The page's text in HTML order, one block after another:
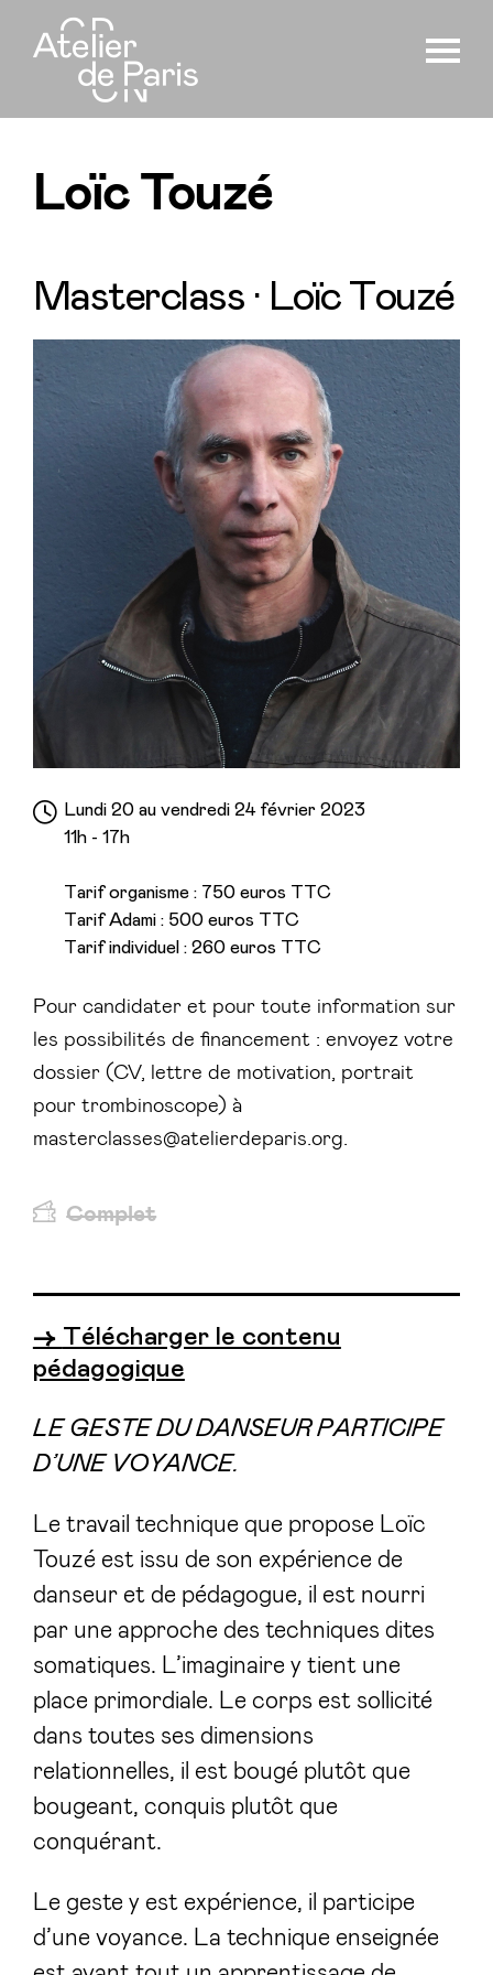
Loïc Touzé
Masterclass · Loïc Touzé
Lundi 20 au vendredi 24 février 2023
11h - 17h
Tarif organisme : 750 euros TTC
Tarif Adami : 500 euros TTC
Tarif individuel : 260 euros TTC
Pour candidater et pour toute information sur
les possibilités de financement : envoyez votre
dossier (CV, lettre de motivation, portrait
pour trombinoscope) à
masterclasses@atelierdeparis.org.
Complet
→ Télécharger le contenu
pédagogique
LE GESTE DU DANSEUR PARTICIPE
D’UNE VOYANCE.
Le travail technique que propose Loïc
Touzé est issu de son expérience de
danseur et de pédagogue, il est nourri
par une approche des techniques dites
somatiques. L’imaginaire y tient une
place primordiale. Le corps est sollicité
dans toutes ses dimensions
relationnelles, il est bougé plutôt que
bougeant, conquis plutôt que
conquérant.
Le geste y est expérience, il participe
d’une voyance. La technique enseignée